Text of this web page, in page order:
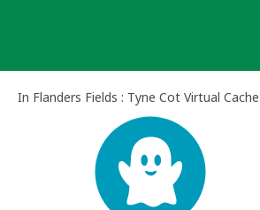
In Flanders Fields : Tyne Cot Virtual Cache